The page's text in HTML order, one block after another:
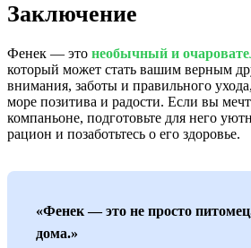
Заключение
Фенек — это необычный и
который может стать вашим верным
внимания, заботы и правильного
море позитива и радости. Если вы
компаньоне, подготовьте для него
рацион и позаботьтесь о его здоровье.
«Фенек — это не просто
дома.»